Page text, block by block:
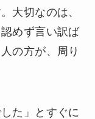
大切なのは、
めず言い訳ば
の方が、周り
た」とすぐに